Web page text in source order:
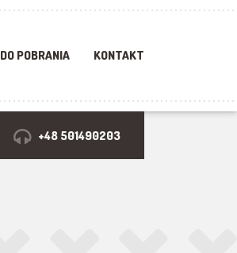
DO POBRANIA KONTAKT
+48 501490203